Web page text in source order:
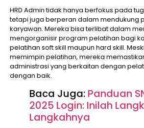
HRD Admin tidak hanya berfokus pada
tetapi juga berperan dalam mendukung
karyawan. Mereka bisa terlibat dalam
mengorganisir program pelatihan bagi
pelatihan soft skill maupun hard skill.
memimpin pelatihan, mereka
administrasi yang berkaitan dengan
dengan baik.
Baca Juga: Panduan
2025 Login: Inilah
Langkahnya